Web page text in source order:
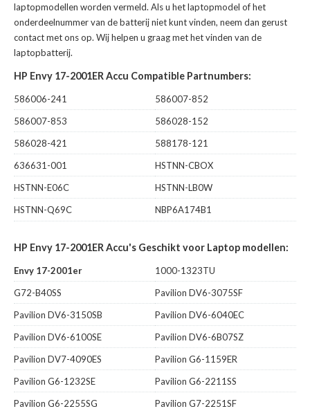
laptopmodellen worden vermeld. Als u het laptopmodel of het
onderdeelnummer van de batterij niet kunt vinden, neem dan gerust
contact met ons op. Wij helpen u graag met het vinden van de
laptopbatterij.
HP Envy 17-2001ER Accu Compatible Partnumbers:
586006-241
586007-852
586007-853
586028-152
586028-421
588178-121
636631-001
HSTNN-CBOX
HSTNN-E06C
HSTNN-LB0W
HSTNN-Q69C
NBP6A174B1
HP Envy 17-2001ER Accu's Geschikt voor Laptop modellen:
Envy 17-2001er
1000-1323TU
G72-B40SS
Pavilion DV6-3075SF
Pavilion DV6-3150SB
Pavilion DV6-6040EC
Pavilion DV6-6100SE
Pavilion DV6-6B07SZ
Pavilion DV7-4090ES
Pavilion G6-1159ER
Pavilion G6-1232SE
Pavilion G6-2211SS
Pavilion G6-2255SG
Pavilion G7-2251SF